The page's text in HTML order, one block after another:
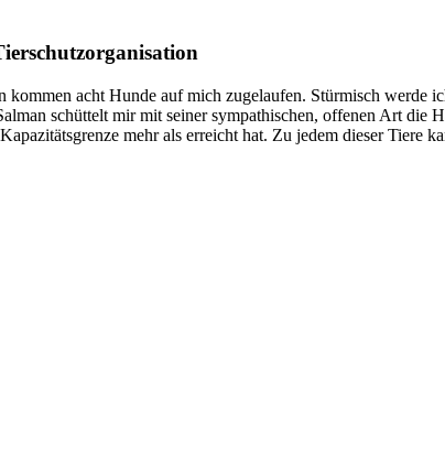
acht Hunde auf mich zugelaufen. Stürmisch werde
schüttelt mir mit seiner sympathischen, offenen Art
mehr als erreicht hat. Zu jedem dieser Tiere